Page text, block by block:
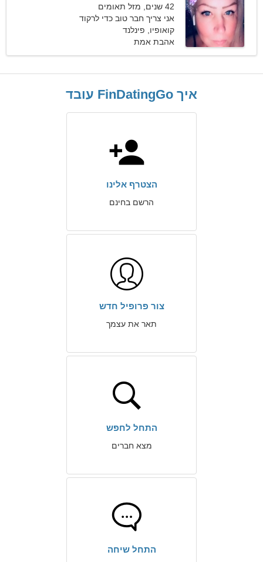
42 שנים, מזל תאומים
אני צריך חבר טוב כדי לרקוד
ביחד
קואופיו, פינלנד
אהבת אמת
איך FinDatingGo עובד
הצטרף אלינו
הרשם בחינם
צור פרופיל חדש
תאר את עצמך
התחל לחפש
מצא חברים
התחל שיחה